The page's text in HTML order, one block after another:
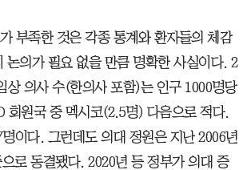
부족한 것은 각종 통계와 환자들의 체감
논의가 필요 없을 만큼 명확한 사실이다. 2
상 의사 수(한의사 포함)는 인구 1000명당
회원국 중 멕시코(2.5명) 다음으로 적다.
이다. 그런데도 의대 정원은 지난 2006년
로 동결됐다. 2020년 등 정부가 의대 증